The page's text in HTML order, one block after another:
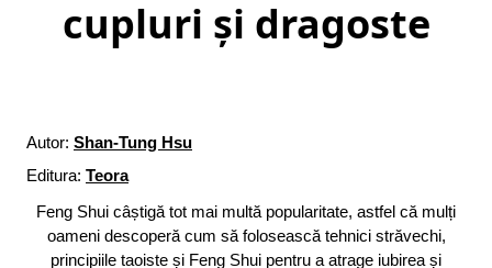
cupluri și dragoste
Autor: Shan-Tung Hsu
Editura: Teora
Feng Shui câștigă tot mai multă popularitate, astfel că mulți
oameni descoperă cum să folosească tehnici străvechi,
principiile taoiste și Feng Shui pentru a atrage iubirea și